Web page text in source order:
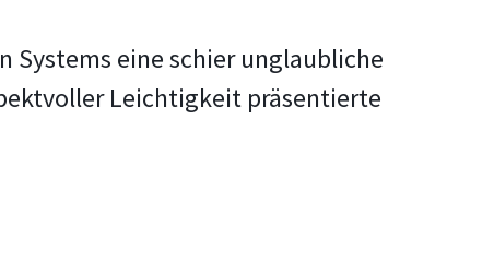
eine schier unglaubliche
Leichtigkeit präsentierte